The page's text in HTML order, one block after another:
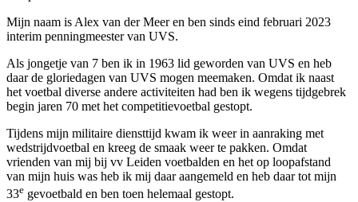
Mijn naam is Alex van der Meer en ben sinds eind februari 2023
interim penningmeester van UVS.
Als jongetje van 7 ben ik in 1963 lid geworden van UVS en heb
daar de gloriedagen van UVS mogen meemaken. Omdat ik naast
het voetbal diverse andere activiteiten had ben ik wegens tijdgebrek
begin jaren 70 met het competitievoetbal gestopt.
Tijdens mijn militaire diensttijd kwam ik weer in aanraking met
wedstrijdvoetbal en kreeg de smaak weer te pakken. Omdat
vrienden van mij bij vv Leiden voetbalden en het op loopafstand
van mijn huis was heb ik mij daar aangemeld en heb daar tot mijn
33e gevoetbald en ben toen helemaal gestopt.